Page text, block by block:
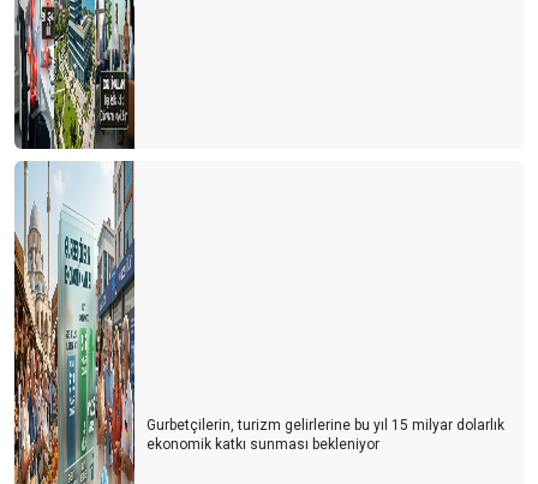
Gurbetçilerin, turizm gelirlerine bu yıl 15 milyar dolarlık
ekonomik katkı sunması bekleniyor